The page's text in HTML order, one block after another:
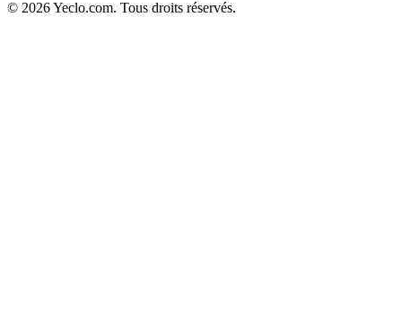
© 2026 Yeclo.com. Tous droits réservés.